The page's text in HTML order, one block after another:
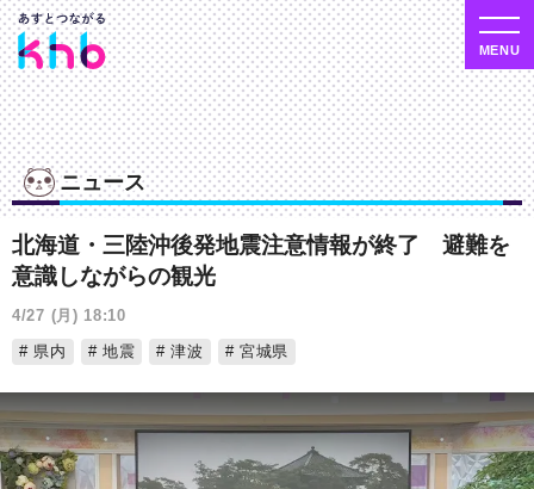
ニュース
北海道・三陸沖後発地震注意情報が終了 避難を
意識しながらの観光
4/27 (月) 18:10
県内
地震 津波 宮城県